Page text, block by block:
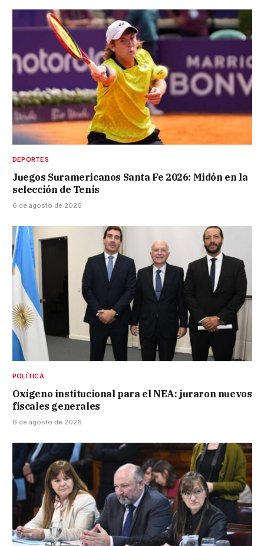
DEPORTES
Juegos Suramericanos Santa Fe 2026: Midón en la
selección de Tenis
6 de agosto de 2026
POLÍTICA
Oxígeno institucional para el NEA: juraron nuevos
fiscales generales
6 de agosto de 2026